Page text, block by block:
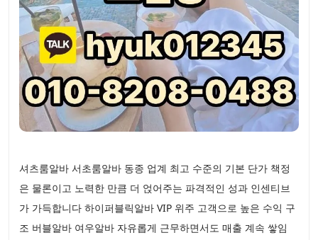
셔츠룸알바 서초룸알바 동종 업계 최고 수준의 기본 단가 책정
은 물론이고 노력한 만큼 더 얹어주는 파격적인 성과 인센티브
가 가득합니다 하이퍼블릭알바 VIP 위주 고객으로 높은 수익 구
조 버블알바 여우알바 자유롭게 근무하면서도 매출 계속 쌓임